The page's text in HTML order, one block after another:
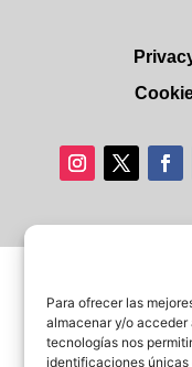
Para ofrecer las
almacenar y/o
tecnologías nos
identificaciones únicas